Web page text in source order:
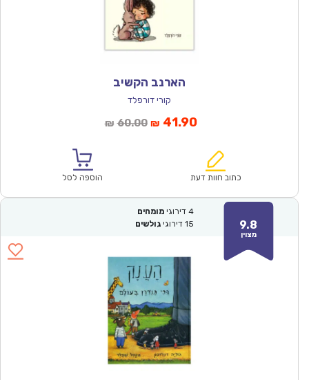
הארנב הקשיב
קורי דורפלד
₪ 60.00המחיר
₪60.00.
₪ 41.90המחיר
הוא:
כתוב חוות דעת הוספה לסל
9.8
מצוין
4 דירוגי מומחים
15 דירוגי גולשים